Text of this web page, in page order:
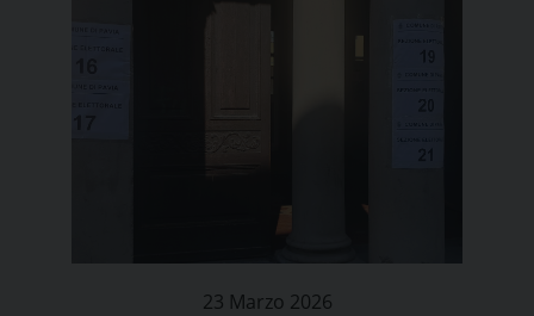
23 Marzo 2026